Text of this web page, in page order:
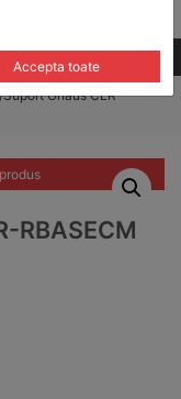
Ohaus CLR-
RBASECM
Accepta toate